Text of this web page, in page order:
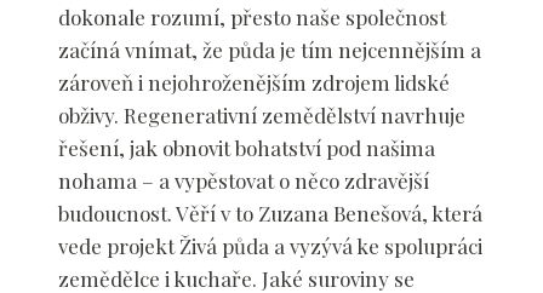
dokonale rozumí, přesto naše společnost
začíná vnímat, že půda je tím nejcennějším a
zároveň i nejohroženějším zdrojem lidské
obživy. Regenerativní zemědělství navrhuje
řešení, jak obnovit bohatství pod našima
nohama – a vypěstovat o něco zdravější
budoucnost. Věří v to Zuzana Benešová, která
vede projekt Živá půda a vyzývá ke spolupráci
zemědělce i kuchaře. Jaké suroviny se